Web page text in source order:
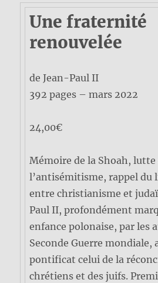
Une fraternité
renouvelée
de Jean-Paul II
392 pages – mars 2022
24,00€
Mémoire de la Shoah,
l’antisémitisme, rappel du
entre christianisme et
Paul II, profondément
enfance polonaise, par les
Seconde Guerre mondiale,
pontificat celui de la
chrétiens et des juifs.